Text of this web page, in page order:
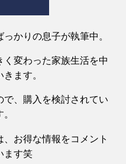
かりの息子が執筆中。
変わった家族生活を中
ます。
、購入を検討されてい
お得な情報をコメント
ます笑